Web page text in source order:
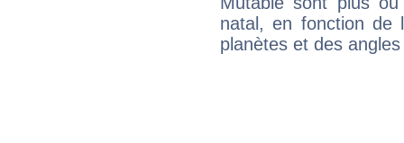
natal, en fonction de
planètes et des